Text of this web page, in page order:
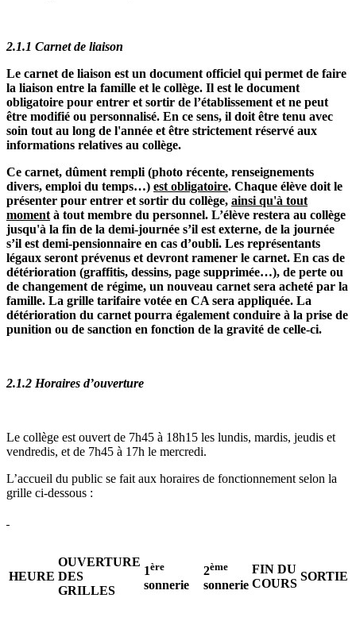
2.1.1 Carnet de liaison
Le carnet de liaison est un document officiel qui permet de faire
la liaison entre la famille et le collège. Il est le document
obligatoire pour entrer et sortir de l’établissement et ne peut
être modifié ou personnalisé. En ce sens, il doit être tenu avec
soin tout au long de l'année et être strictement réservé aux
informations relatives au collège.
Ce carnet, dûment rempli (photo récente, renseignements
divers, emploi du temps…) est obligatoire. Chaque élève doit le
présenter pour entrer et sortir du collège, ainsi qu'à tout
moment à tout membre du personnel. L’élève restera au collège
jusqu'à la fin de la demi-journée s’il est externe, de la journée
s’il est demi-pensionnaire en cas d’oubli. Les représentants
légaux seront prévenus et devront ramener le carnet. En cas de
détérioration (graffitis, dessins, page supprimée…), de perte ou
de changement de régime, un nouveau carnet sera acheté par la
famille. La grille tarifaire votée en CA sera appliquée. La
détérioration du carnet pourra également conduire à la prise de
punition ou de sanction en fonction de la gravité de celle-ci.
2.1.2 Horaires d’ouverture
Le collège est ouvert de 7h45 à 18h15 les lundis, mardis, jeudis et
vendredis, et de 7h45 à 17h le mercredi.
L’accueil du public se fait aux horaires de fonctionnement selon la
grille ci-dessous :
HEURE
OUVERTURE
DES
GRILLES
1ère
sonnerie
2ème
sonnerie
FIN DU
COURS
SORTIE